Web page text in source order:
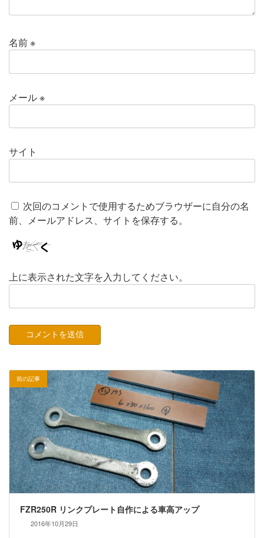
名前※
メール※
サイト
次回のコメントで使用するためブラウザーに自分の名
前、メールアドレス、サイトを保存する。
上に表示された文字を入力してください。
前の記事
FZR250R リンクプレート自作による車高アップ
2016年10月29日